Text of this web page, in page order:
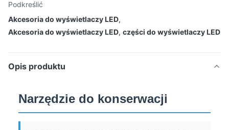
Podkreślić
Akcesoria do wyświetlaczy LED,
Akcesoria do wyświetlaczy LED, części do wyświetlaczy LED
Opis produktu
Narzędzie do konserwacji